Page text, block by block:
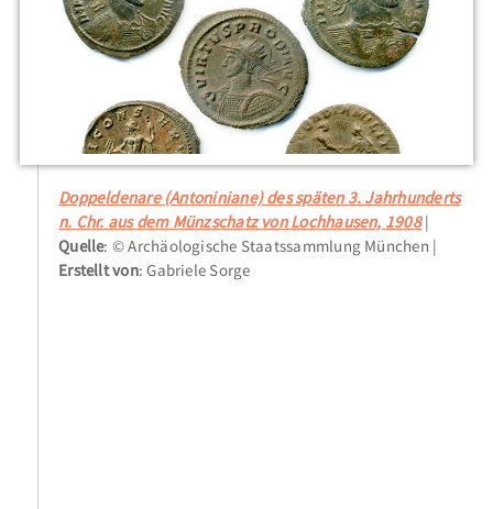
Doppeldenare (Antoniniane) des späten 3. Jahrhunderts
n. Chr. aus dem Münzschatz von Lochhausen, 1908
Quelle: © Archäologische Staatssammlung München
Erstellt von: Gabriele Sorge